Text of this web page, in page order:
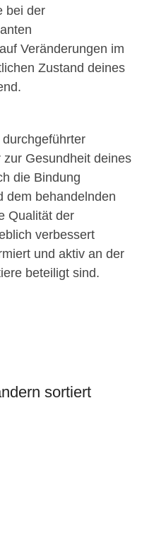
bei der
Veränderungen im
Zustand deines
Gesundheit deines
die Bindung
dem behandelnden
Qualität der
verbessert
und aktiv an der
beteiligt sind.
sortiert